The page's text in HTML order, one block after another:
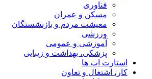
فناوری
مسکن و عمران
معیشت مردم و بازنشستگان
ورزشی
آموزشی و عمومی
پزشکی، بهداشت و زیبایی
استارت اپ ها
کار، اشتغال و تعاون